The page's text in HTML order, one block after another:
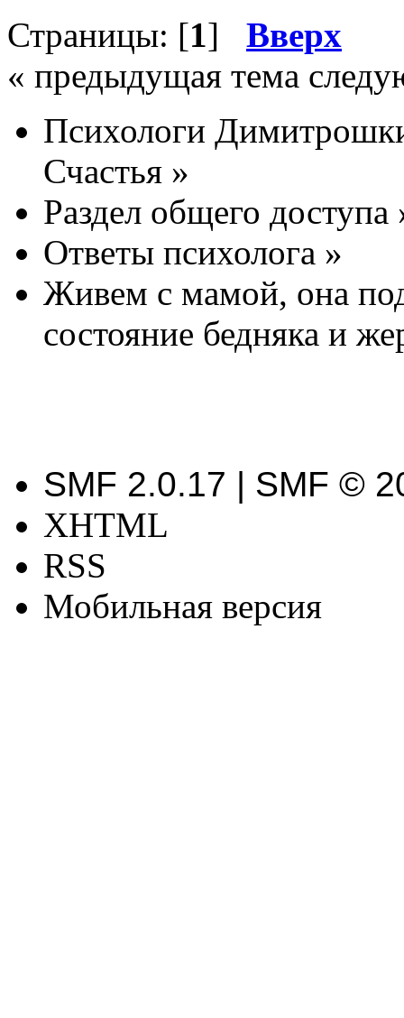
Страницы: [1] Вверх
« предыдущая тема
Психологи
Счастья »
Раздел общего доступа
Ответы психолога »
Живем с мамой, она
состояние бедняка и
SMF 2.0.17 | SMF ©
XHTML
RSS
Мобильная версия